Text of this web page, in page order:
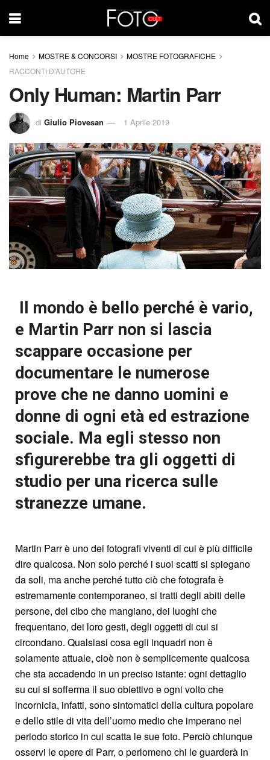
Home MOSTRE & CONCORSI
MOSTRE FOTOGRAFICHE
RACCONTI D'AUTORE
Only Human: Martin Parr
di Giulio Piovesan 1 Aprile 2019
Il mondo è bello perché è vario,
e Martin Parr non si lascia
scappare occasione per
documentare le numerose
prove che ne danno uomini e
donne di ogni età ed estrazione
sociale. Ma egli stesso non
sfigurerebbe tra gli oggetti di
studio per una ricerca sulle
stranezze umane.
Martin Parr è uno dei fotografi viventi di cui è più difficile
dire qualcosa. Non solo perché i suoi scatti si spiegano
da soli, ma anche perché tutto ciò che fotografa è
estremamente contemporaneo, si tratti degli abiti delle
persone, del cibo che mangiano, dei luoghi che
frequentano, dei loro gesti, degli oggetti di cui si
circondano. Qualsiasi cosa egli inquadri non è
solamente attuale, cioè non è semplicemente qualcosa
che sta accadendo in un preciso istante: ogni dettaglio
su cui si sofferma il suo obiettivo e ogni volto che
incornicia, infatti, sono sintomatici della cultura popolare
e dello stile di vita dell’uomo medio che imperano nel
periodo storico in cui scatta le sue foto. Perciò chiunque
osservi le opere di Parr, o perlomeno chi le guarderà in